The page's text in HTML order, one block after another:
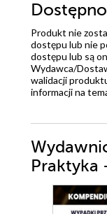
Produkt nie
dostępu lub nie
dostępu lub są
Wydawca/
walidacji
informacji na
Praktyka